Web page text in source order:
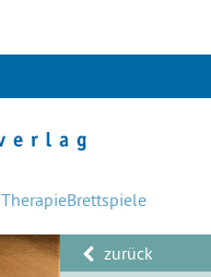
TherapieBrettspiele
zurück